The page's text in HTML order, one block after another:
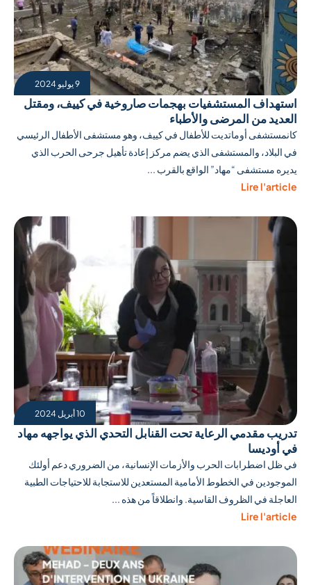
9 يوليو 2024
استهداف المستشفيات بهجمات صاروخية في كييف، ومقتل
العديد من المرضى والأطباء
كانمستشفى أوماتديت للأطفال في كييف، وهو مستشفى الأطفال الرئيسي
في البلاد، والمستشفى الذي يضم مركز إعادة تأهيل جرحى الحرب الذي
يديره مستشفى “مهاد” الواقع بالقرب ...
Lire l'article
10 أبريل 2024
تدريب مقدمي الرعاية تحت القنابل التحدي الذي يواجهه مهاد
في أوديسا
في ظل اضطرابات الحرب والأزمات الإنسانية، من الضروري دعم أولئك
الموجودين في الخطوط الأمامية المستعدين للاستجابة للاحتياجات الطبية
العاجلة في الظروف القاسية. وانطلاقاً من هذه ...
Lire l'article